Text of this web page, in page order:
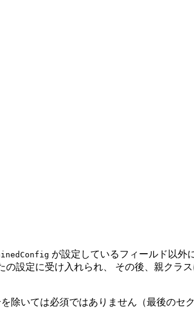
が設定しているフィールド以外
設定に受け入れられ、 その後、親クラ
除いては必須ではありません（最後のセ